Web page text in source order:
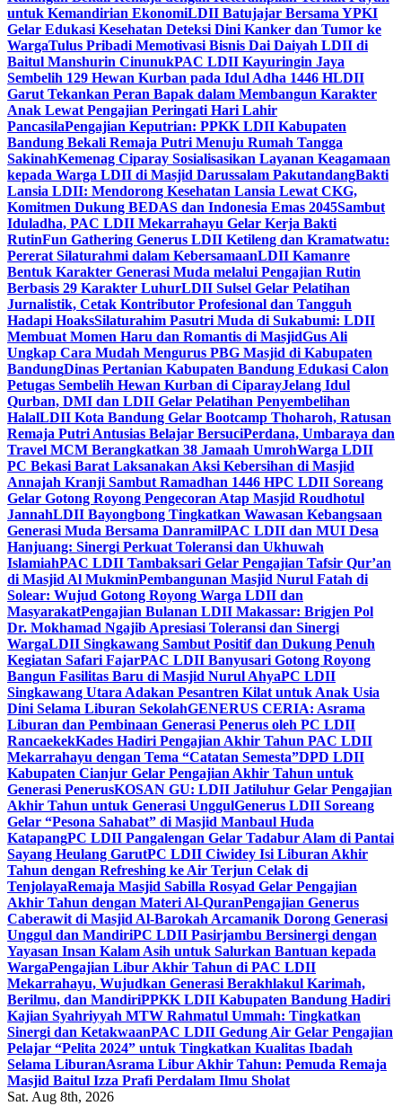
untuk Kemandirian EkonomiLDII Batujajar Bersama YPKI
Gelar Edukasi Kesehatan Deteksi Dini Kanker dan Tumor ke
WargaTulus Pribadi Memotivasi Bisnis Dai Daiyah LDII di
Baitul Manshurin CinunukPAC LDII Kayuringin Jaya
Sembelih 129 Hewan Kurban pada Idul Adha 1446 HLDII
Garut Tekankan Peran Bapak dalam Membangun Karakter
Anak Lewat Pengajian Peringati Hari Lahir
PancasilaPengajian Keputrian: PPKK LDII Kabupaten
Bandung Bekali Remaja Putri Menuju Rumah Tangga
SakinahKemenag Ciparay Sosialisasikan Layanan Keagamaan
kepada Warga LDII di Masjid Darussalam PakutandangBakti
Lansia LDII: Mendorong Kesehatan Lansia Lewat CKG,
Komitmen Dukung BEDAS dan Indonesia Emas 2045Sambut
Iduladha, PAC LDII Mekarrahayu Gelar Kerja Bakti
RutinFun Gathering Generus LDII Ketileng dan Kramatwatu:
Pererat Silaturahmi dalam KebersamaanLDII Kamanre
Bentuk Karakter Generasi Muda melalui Pengajian Rutin
Berbasis 29 Karakter LuhurLDII Sulsel Gelar Pelatihan
Jurnalistik, Cetak Kontributor Profesional dan Tangguh
Hadapi HoaksSilaturahim Pasutri Muda di Sukabumi: LDII
Membuat Momen Haru dan Romantis di MasjidGus Ali
Ungkap Cara Mudah Mengurus PBG Masjid di Kabupaten
BandungDinas Pertanian Kabupaten Bandung Edukasi Calon
Petugas Sembelih Hewan Kurban di CiparayJelang Idul
Qurban, DMI dan LDII Gelar Pelatihan Penyembelihan
HalalLDII Kota Bandung Gelar Bootcamp Thoharoh, Ratusan
Remaja Putri Antusias Belajar BersuciPerdana, Umbaraya dan
Travel MCM Berangkatkan 38 Jamaah UmrohWarga LDII
PC Bekasi Barat Laksanakan Aksi Kebersihan di Masjid
Annajah Kranji Sambut Ramadhan 1446 HPC LDII Soreang
Gelar Gotong Royong Pengecoran Atap Masjid Roudhotul
JannahLDII Bayongbong Tingkatkan Wawasan Kebangsaan
Generasi Muda Bersama DanramilPAC LDII dan MUI Desa
Hanjuang: Sinergi Perkuat Toleransi dan Ukhuwah
IslamiahPAC LDII Tambaksari Gelar Pengajian Tafsir Qur’an
di Masjid Al MukminPembangunan Masjid Nurul Fatah di
Solear: Wujud Gotong Royong Warga LDII dan
MasyarakatPengajian Bulanan LDII Makassar: Brigjen Pol
Dr. Mokhamad Ngajib Apresiasi Toleransi dan Sinergi
WargaLDII Singkawang Sambut Positif dan Dukung Penuh
Kegiatan Safari FajarPAC LDII Banyusari Gotong Royong
Bangun Fasilitas Baru di Masjid Nurul AhyaPC LDII
Singkawang Utara Adakan Pesantren Kilat untuk Anak Usia
Dini Selama Liburan SekolahGENERUS CERIA: Asrama
Liburan dan Pembinaan Generasi Penerus oleh PC LDII
RancaekekKades Hadiri Pengajian Akhir Tahun PAC LDII
Mekarrahayu dengan Tema “Catatan Semesta”DPD LDII
Kabupaten Cianjur Gelar Pengajian Akhir Tahun untuk
Generasi PenerusKOSAN GU: LDII Jatiluhur Gelar Pengajian
Akhir Tahun untuk Generasi UnggulGenerus LDII Soreang
Gelar “Pesona Sahabat” di Masjid Manbaul Huda
KatapangPC LDII Pangalengan Gelar Tadabur Alam di Pantai
Sayang Heulang GarutPC LDII Ciwidey Isi Liburan Akhir
Tahun dengan Refreshing ke Air Terjun Celak di
TenjolayaRemaja Masjid Sabilla Rosyad Gelar Pengajian
Akhir Tahun dengan Materi Al-QuranPengajian Generus
Caberawit di Masjid Al-Barokah Arcamanik Dorong Generasi
Unggul dan MandiriPC LDII Pasirjambu Bersinergi dengan
Yayasan Insan Kalam Asih untuk Salurkan Bantuan kepada
WargaPengajian Libur Akhir Tahun di PAC LDII
Mekarrahayu, Wujudkan Generasi Berakhlakul Karimah,
Berilmu, dan MandiriPPKK LDII Kabupaten Bandung Hadiri
Kajian Syahriyyah MTW Rahmatul Ummah: Tingkatkan
Sinergi dan KetakwaanPAC LDII Gedung Air Gelar Pengajian
Pelajar “Pelita 2024” untuk Tingkatkan Kualitas Ibadah
Selama LiburanAsrama Libur Akhir Tahun: Pemuda Remaja
Masjid Baitul Izza Prafi Perdalam Ilmu Sholat
Sat. Aug 8th, 2026